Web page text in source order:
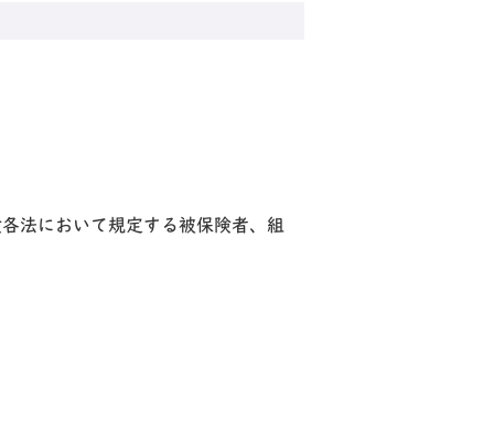
法において規定する被保険者、組